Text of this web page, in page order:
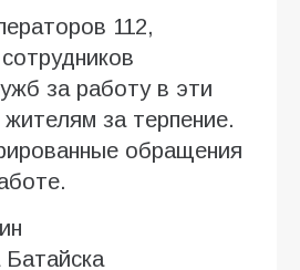
112,
за работу в эти
за терпение.
обращения
Батайска